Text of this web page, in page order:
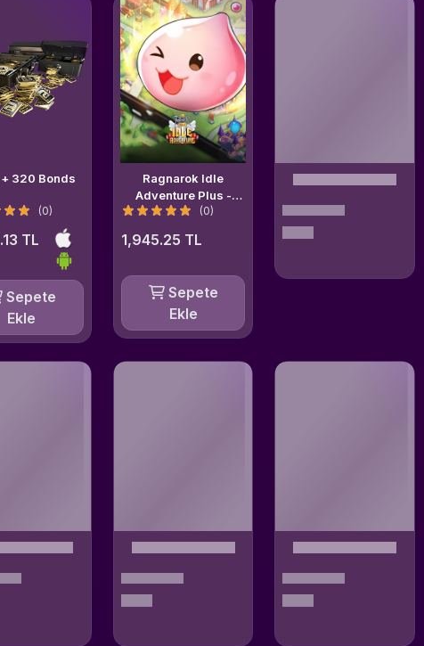
320 Bonds
(0)
TL
Sepete
Ekle
Ragnarok Idle
Adventure Plus -
2999 + 360 Voucher
(0)
1,945.25 TL
Sepete
Ekle